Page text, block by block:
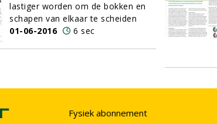
lastiger worden om de bokken en
schapen van elkaar te scheiden
01-06-2016
6 sec
Fysiek abonnement